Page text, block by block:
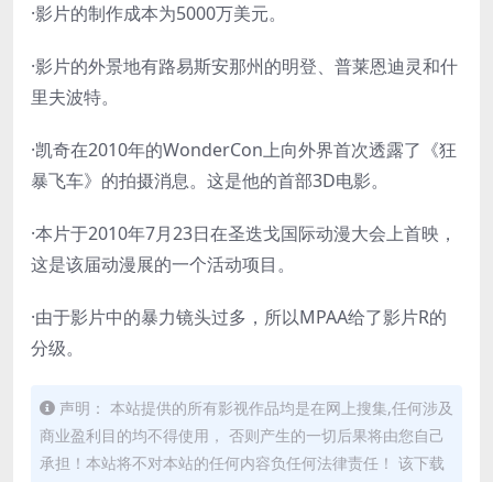
·影片的制作成本为5000万美元。
·影片的外景地有路易斯安那州的明登、普莱恩迪灵和什
里夫波特。
·凯奇在2010年的WonderCon上向外界首次透露了《狂
暴飞车》的拍摄消息。这是他的首部3D电影。
·本片于2010年7月23日在圣迭戈国际动漫大会上首映，
这是该届动漫展的一个活动项目。
·由于影片中的暴力镜头过多，所以MPAA给了影片R的
分级。
声明： 本站提供的所有影视作品均是在网上搜集,任何涉及
商业盈利目的均不得使用， 否则产生的一切后果将由您自己
承担！本站将不对本站的任何内容负任何法律责任！ 该下载